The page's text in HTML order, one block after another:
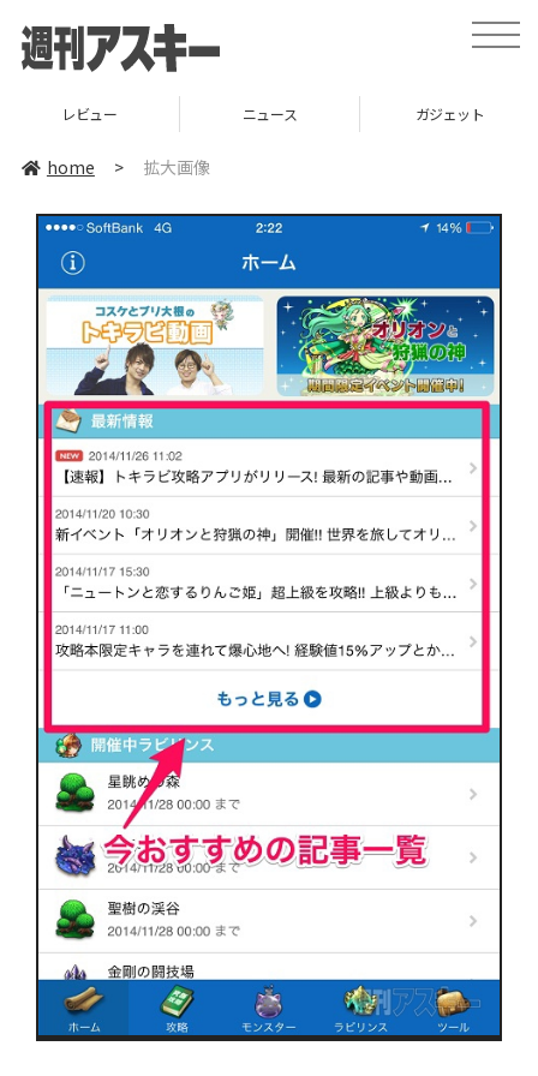
toggle
レビュー ニュース ガジェット
home > 拡大画像